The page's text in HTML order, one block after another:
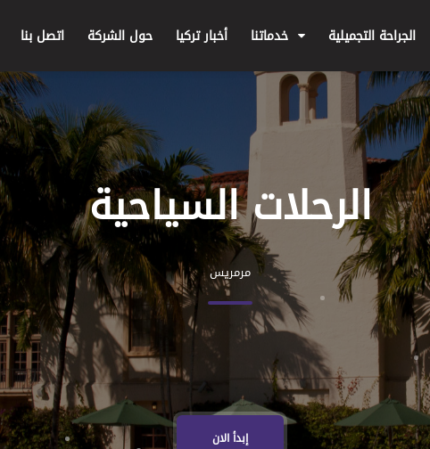
الجراحة التجميلية أخبار تركيا حول الشركة اتصل بنا
الرحلات السياحية
مرمريس
إبدأ الان